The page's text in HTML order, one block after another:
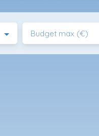
Budget max (€)